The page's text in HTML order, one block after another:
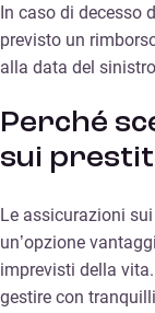
In caso di decesso
previsto un
alla data del
Perché
sui
Le assicurazioni
un’opzione
imprevisti della
gestire con